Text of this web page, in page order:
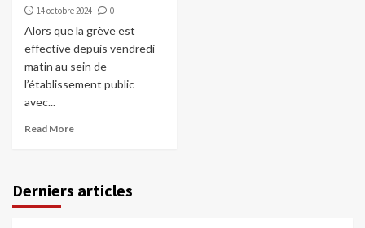
14 octobre 2024 0
Alors que la grève est
effective depuis vendredi
matin au sein de
l’établissement public
avec...
Read More
Derniers articles